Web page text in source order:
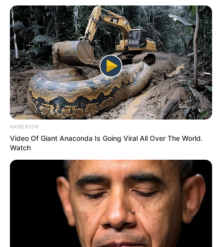
folyamatosan dolgoznak. A Békés Megyei Rendőr-
főkapitányság vezetője a korábban kitűzött 500
ezer forintos nyomravezetői díjat 2 millió forintra
emelte. Olvasóink közül biztosan sokan emlékeznek
még egy lánykaruhára, egy cicás plédre… az
ismeretlen gyermeknek ennyi jutott az anyai
gondoskodásból,írja a beol.hu.
HABERION
Video Of Giant Anaconda Is Going Viral All Over The World.
Watch